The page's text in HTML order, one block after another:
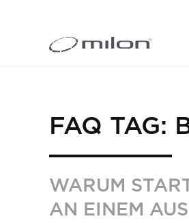
FAQ TAG:
WARUM
AN EINEM